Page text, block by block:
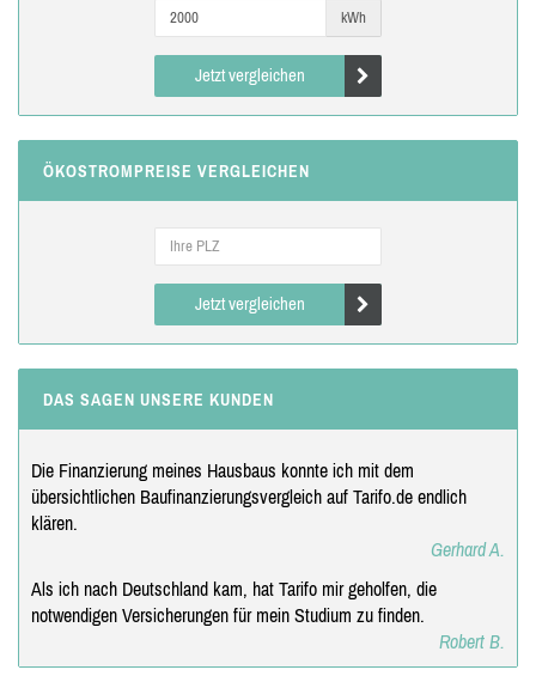
kWh
Jetzt vergleichen
ÖKOSTROMPREISE VERGLEICHEN
Jetzt vergleichen
DAS SAGEN UNSERE KUNDEN
Die Finanzierung meines Hausbaus konnte ich mit dem
übersichtlichen Baufinanzierungsvergleich auf Tarifo.de endlich
klären.
Gerhard A.
Als ich nach Deutschland kam, hat Tarifo mir geholfen, die
notwendigen Versicherungen für mein Studium zu finden.
Robert B.